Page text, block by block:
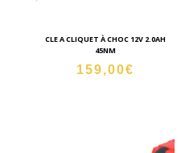
CLE A CLIQUET À CHOC 12V 2.0AH
45NM
159,00€